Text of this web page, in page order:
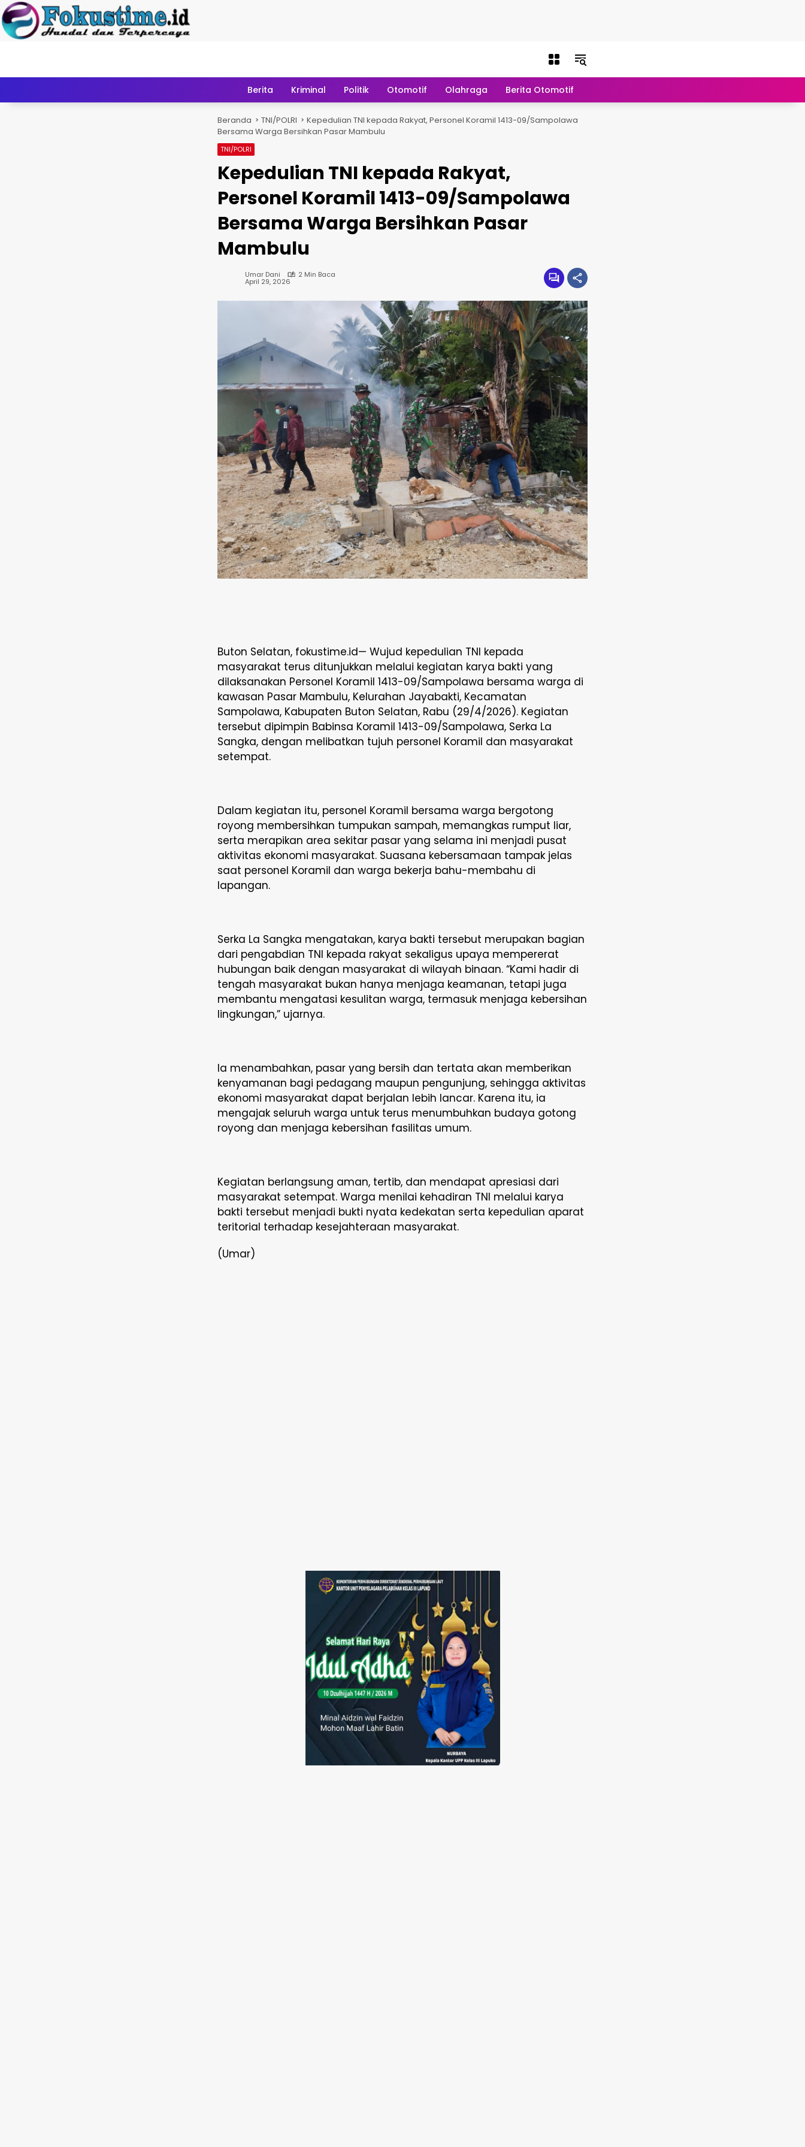
HomeBerita Kriminal Politik Otomotif Olahraga Berita Otomotif
Beranda TNI/POLRI
Kepedulian TNI kepada Rakyat, Personel Koramil 1413-09/Sampolawa
Bersama Warga Bersihkan Pasar Mambulu
TNI/POLRI
Kepedulian TNI kepada Rakyat,
Personel Koramil 1413-09/Sampolawa
Bersama Warga Bersihkan Pasar
Mambulu
Umar Dani 2 Min Baca
April 29, 2026
Buton Selatan, fokustime.id— Wujud kepedulian TNI kepada
masyarakat terus ditunjukkan melalui kegiatan karya bakti yang
dilaksanakan Personel Koramil 1413-09/Sampolawa bersama warga di
kawasan Pasar Mambulu, Kelurahan Jayabakti, Kecamatan
Sampolawa, Kabupaten Buton Selatan, Rabu (29/4/2026). Kegiatan
tersebut dipimpin Babinsa Koramil 1413-09/Sampolawa, Serka La
Sangka, dengan melibatkan tujuh personel Koramil dan masyarakat
setempat.
Dalam kegiatan itu, personel Koramil bersama warga bergotong
royong membersihkan tumpukan sampah, memangkas rumput liar,
serta merapikan area sekitar pasar yang selama ini menjadi pusat
aktivitas ekonomi masyarakat. Suasana kebersamaan tampak jelas
saat personel Koramil dan warga bekerja bahu-membahu di
lapangan.
Serka La Sangka mengatakan, karya bakti tersebut merupakan bagian
dari pengabdian TNI kepada rakyat sekaligus upaya mempererat
hubungan baik dengan masyarakat di wilayah binaan. “Kami hadir di
tengah masyarakat bukan hanya menjaga keamanan, tetapi juga
membantu mengatasi kesulitan warga, termasuk menjaga kebersihan
lingkungan,” ujarnya.
Ia menambahkan, pasar yang bersih dan tertata akan memberikan
kenyamanan bagi pedagang maupun pengunjung, sehingga aktivitas
ekonomi masyarakat dapat berjalan lebih lancar. Karena itu, ia
mengajak seluruh warga untuk terus menumbuhkan budaya gotong
royong dan menjaga kebersihan fasilitas umum.
Kegiatan berlangsung aman, tertib, dan mendapat apresiasi dari
masyarakat setempat. Warga menilai kehadiran TNI melalui karya
bakti tersebut menjadi bukti nyata kedekatan serta kepedulian aparat
teritorial terhadap kesejahteraan masyarakat.
(Umar)